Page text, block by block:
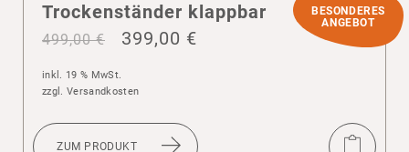
Trocken­ständer klappbar
BESONDERES
ANGEBOT
499,00€ 399,00 €
inkl. 19 % MwSt.
zzgl. Versandkosten
ZUM PRODUKT